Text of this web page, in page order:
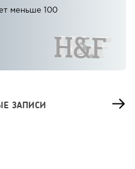
меньше 100
ЗАПИСИ